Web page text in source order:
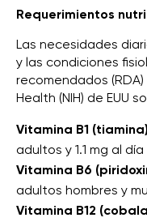
Requerimientos
Las necesidades
y las condiciones
recomendados
Health (NIH) de EUU
Vitamina B1
adultos y 1.1 mg al
Vitamina B6
adultos hombres y
Vitamina B12